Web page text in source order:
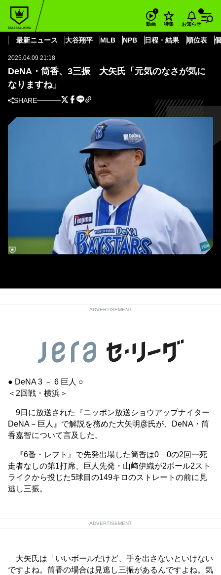
動画 特集 お知らせ
最新ニュース 大谷翔平 MLB NPB 日程・結果 順位表
BASEBALL KING
筒香 嘉智
DeNA・筒香、3三振 大矢氏「元気のなさが気になりますね」
セ・リーグ
2025.04.09 21:18
DeNA・筒香、3三振 大矢氏「元気のなさが気に
なりますね」
SHARE
ADVERTISEMENT
● DeNA 3 － 6 巨人 ○
＜2回戦・横浜＞
9日に放送された『ニッポン放送ショウアップナイター
DeNA－巨人』で解説を務めた大矢明彦氏が、DeNA・筒
香嘉智について言及した。
『6番・レフト』で先発出場した筒香は0－0の2回一死
走者なしの第1打席、巨人先発・山﨑伊織が2ボール2スト
ライクから投じた5球目の149キロのストレートの前に見
逃し三振。
ADVERTISEMENT
大矢氏は「いいボールだけど、手を出さないといけない
ですよね。筒香の場合は見逃し三振があるんですよね。気